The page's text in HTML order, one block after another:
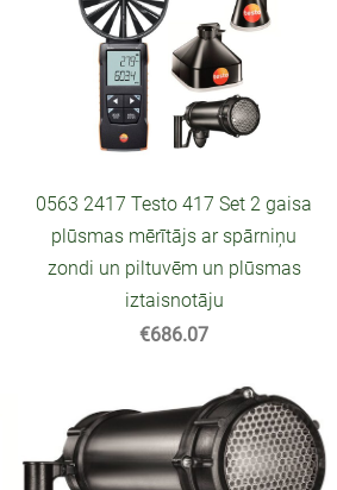
0563 2417 Testo 417 Set 2 gaisa
plūsmas mērītājs ar spārniņu
zondi un piltuvēm un plūsmas
iztaisnotāju
€686.07